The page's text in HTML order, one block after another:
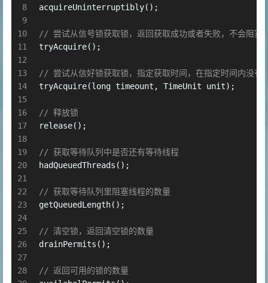
8
9
10
11
12
13
14
15
16
17
18
19
20
21
22
23
24
25
26
27
28
acquireUninterruptibly();
// 尝试从信号锁获取锁，返回获取成功或者失败，不会阻塞
tryAcquire();
// 尝试从信好锁获取锁，指定获取时间，在指定时间内没有
tryAcquire(long timeount, TimeUnit unit);
// 释放锁
release();
// 获取等待队列中是否还有等待线程
hadQueuedThreads();
// 获取等待队列里阻塞线程的数量
getQueuedLength();
// 清空锁，返回清空锁的数量
drainPermits();
// 返回可用的锁的数量